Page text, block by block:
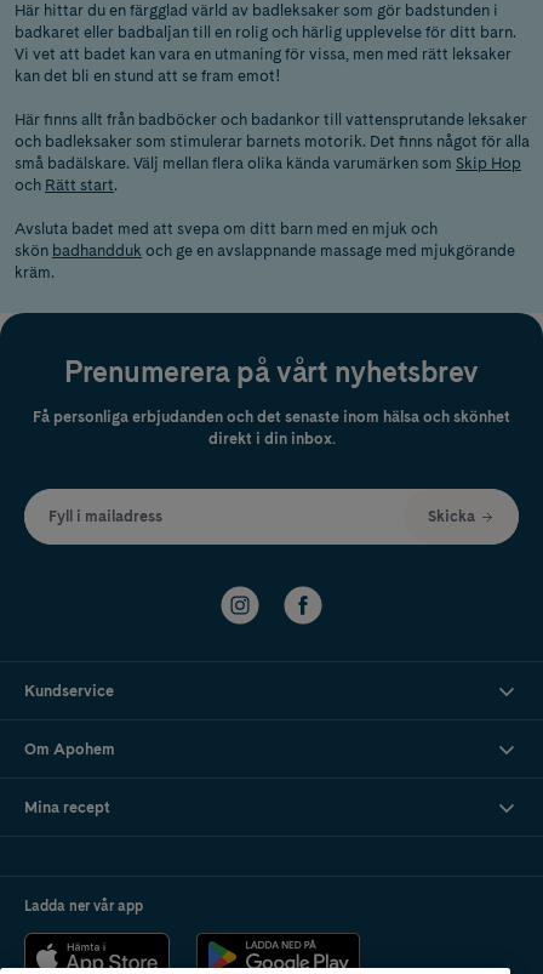
Här hittar du en färgglad värld av badleksaker som gör badstunden i
badkaret eller badbaljan till en rolig och härlig upplevelse för ditt barn.
Vi vet att badet kan vara en utmaning för vissa, men med rätt leksaker
kan det bli en stund att se fram emot!
Här finns allt från badböcker och badankor till vattensprutande leksaker
och badleksaker som stimulerar barnets motorik. Det finns något för alla
små badälskare. Välj mellan flera olika kända varumärken som Skip Hop
och Rätt start.
Avsluta badet med att svepa om ditt barn med en mjuk och
skön badhandduk och ge en avslappnande massage med mjukgörande
kräm.
Prenumerera på vårt nyhetsbrev
Få personliga erbjudanden och det senaste inom hälsa och skönhet
direkt i din inbox.
Fyll i mailadress Skicka
Kundservice
Om Apohem
Mina recept
Ladda ner vår app